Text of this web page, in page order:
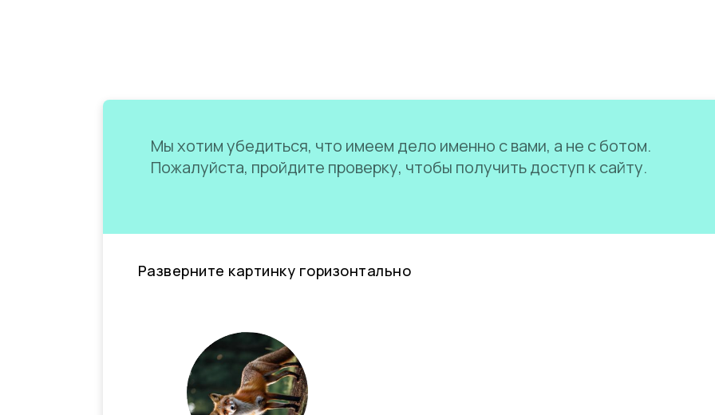
Мы хотим убедиться, что имеем дело именно с вами, а не с ботом.
Пожалуйста, пройдите проверку, чтобы получить доступ к сайту.
Разверните картинку горизонтально